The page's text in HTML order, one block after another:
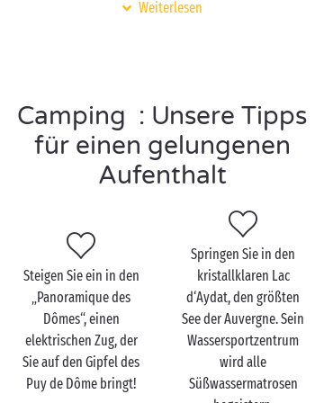
Vulcania, einem berühmten
Auf dem Rückweg machen Sie einen Zwischenstopp
in der Burg
Murolmit ihrem Blick auf den
Lac Chambon. Im Sommer übernehmen Ritter und
Troubadoure die Festung und versetzen Sie im
Besuch ist bei Familien immer ein sehr großer Erfolg!
Das Puy-de-Dôme zu
zweit entdecken
Um ein vollständiges Panorama des Puy-de-Dôme zu
genießen, muss man seinen höchsten Gipfel
Weiterlesen
Camping : Unsere Tipps
für einen gelungenen
Aufenthalt
Steigen Sie ein in den
„Panoramique des
Dômes“, einen
elektrischen Zug, der
Sie auf den Gipfel des
Puy de Dôme bringt!
Springen Sie in den
kristallklaren Lac
d‘Aydat, den größten
See der Auvergne. Sein
Wassersportzentrum
wird alle
Süßwassermatrosen